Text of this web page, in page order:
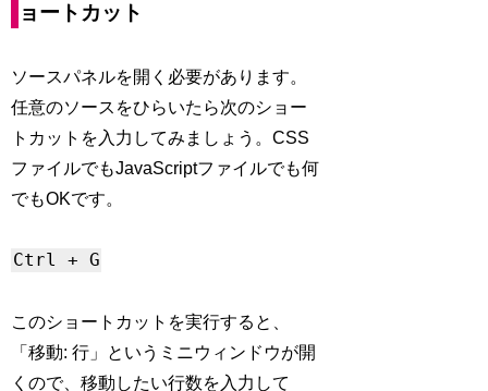
ョートカット
ソースパネルを開く必要があります。
任意のソースをひらいたら次のショー
トカットを入力してみましょう。CSS
ファイルでもJavaScriptファイルでも何
でもOKです。
Ctrl + G
このショートカットを実行すると、
「移動: 行」というミニウィンドウが開
くので、移動したい行数を入力して